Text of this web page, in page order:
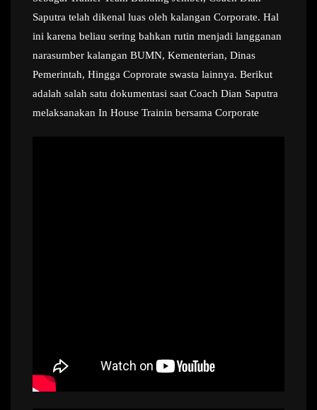
Saputra telah dikenal luas oleh kalangan Corporate. Hal
ini karena beliau sering bahkan rutin menjadi langganan
narasumber kalangan BUMN, Kementerian, Dinas
Pemerintah, Hingga Coprorate swasta lainnya. Berikut
adalah salah satu dokumentasi saat Coach Dian Saputra
melaksanakan In House Trainin bersama Corporate